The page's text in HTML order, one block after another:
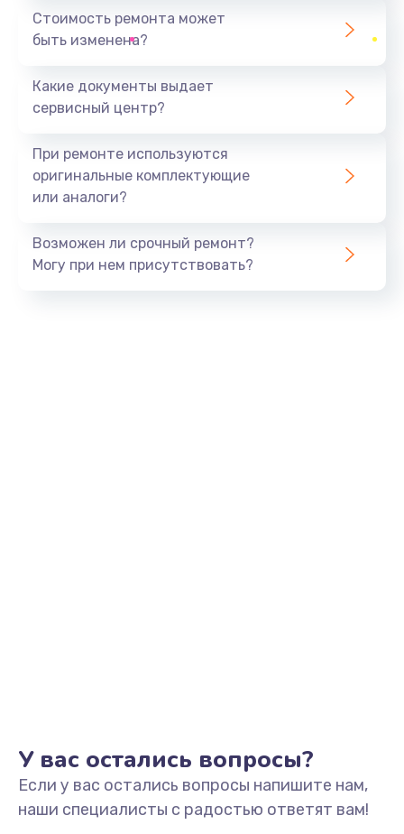
1440 руб.
Ремонт южного моста
Замена батарейки BIOS
Заказать
Замена/Pемонт карбюратора
1300 руб.
Стоимость ремонта может
быть изменена?
Какие документы выдает
сервисный центр?
При ремонте используются
оригинальные комплектующие
или аналоги?
Возможен ли срочный ремонт?
Могу при нем присутствовать?
У вас остались вопросы?
Если у вас остались вопросы напишите нам,
наши специалисты с радостью ответят вам!